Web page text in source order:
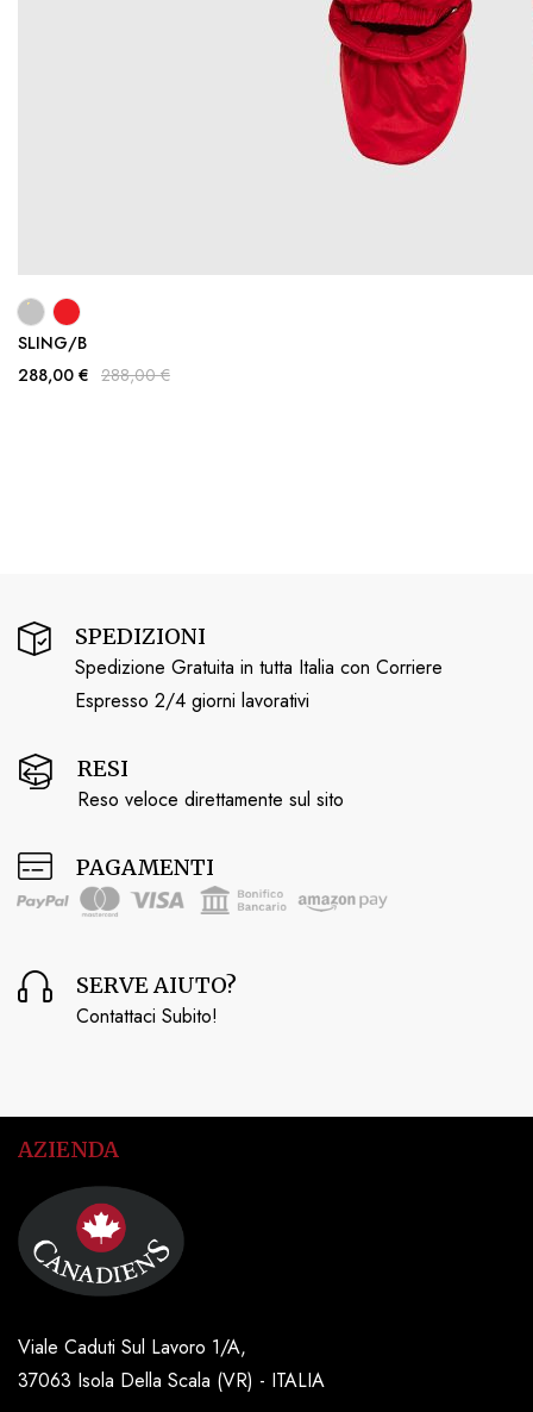
SLING/B
288,00 € 288,00 €
SPEDIZIONI
Spedizione Gratuita in tutta Italia con Corriere
Espresso 2/4 giorni lavorativi
RESI
Reso veloce direttamente sul sito
PAGAMENTI
SERVE AIUTO?
Contattaci Subito!
AZIENDA
Viale Caduti Sul Lavoro 1/A,
37063 Isola Della Scala (VR) - ITALIA